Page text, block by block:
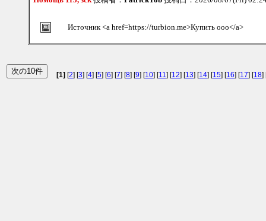
Источник <a href=https://turbion.me>Купить ооо</a>
[1] [2] [3] [4] [5] [6] [7] [8] [9] [10] [11] [12] [13] [14] [15] [16] [17] [18]